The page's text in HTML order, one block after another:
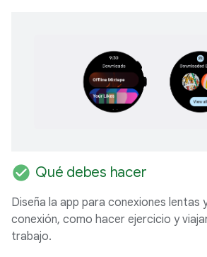
check_circle Qué debes hacer
Diseña la app para conexiones lentas
conexión, como hacer ejercicio y
trabajo.